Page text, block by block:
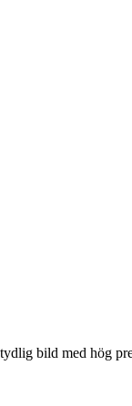
bild med hög